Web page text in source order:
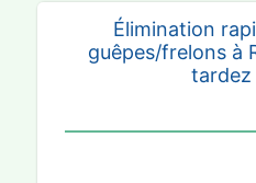
Élimination
guêpes/frelons à
tardez